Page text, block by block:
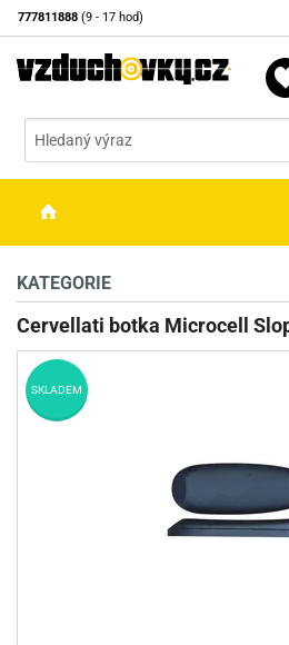
777811888 (9 - 17 hod)
OPTIKA
STŘELIVO
PŘÍSLUŠENSTVÍ
KATEGORIE
Cervellati botka Microcell
SKLADEM